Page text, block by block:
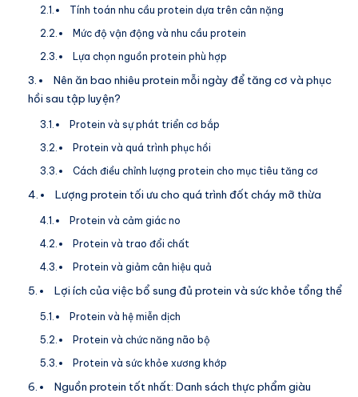
Tính toán nhu cầu protein dựa trên cân nặng
Mức độ vận động và nhu cầu protein
Lựa chọn nguồn protein phù hợp
Nên ăn bao nhiêu protein mỗi ngày để tăng cơ và phục
hồi sau tập luyện?
Protein và sự phát triển cơ bắp
Protein và quá trình phục hồi
Cách điều chỉnh lượng protein cho mục tiêu tăng cơ
Lượng protein tối ưu cho quá trình đốt cháy mỡ thừa
Protein và cảm giác no
Protein và trao đổi chất
Protein và giảm cân hiệu quả
Lợi ích của việc bổ sung đủ protein và sức khỏe tổng thể
Protein và hệ miễn dịch
Protein và chức năng não bộ
Protein và sức khỏe xương khớp
Nguồn protein tốt nhất: Danh sách thực phẩm giàu